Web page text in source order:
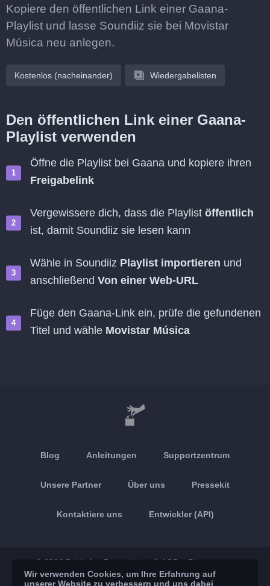
Kopiere den öffentlichen Link einer Gaana-
Playlist und lasse Soundiiz sie bei Movistar
Música neu anlegen.
Kostenlos (nacheinander) Wiedergabelisten
Den öffentlichen Link einer Gaana-
Playlist verwenden
Öffne die Playlist bei Gaana und kopiere ihren
Freigabelink
Vergewissere dich, dass die Playlist öffentlich
ist, damit Soundiiz sie lesen kann
Wähle in Soundiiz Playlist importieren und
anschließend Von einer Web-URL
Füge den Gaana-Link ein, prüfe die gefundenen
Titel und wähle Movistar Música
Blog Anleitungen Supportzentrum
Unsere Partner Über uns Pressekit
Kontaktiere uns Entwickler (API)
© 2026 Brickoft Datenschutz & AGB Dienststatus
Wir verwenden Cookies, um Ihre Erfahrung auf
unserer Website zu verbessern und uns dabei